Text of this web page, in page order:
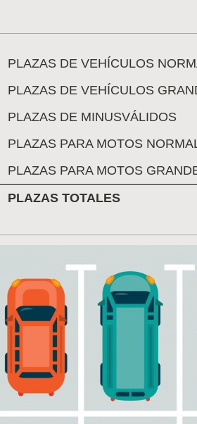
PLAZAS DE VEHÍCULOS
PLAZAS DE VEHÍCULOS
PLAZAS DE MINUSVÁLIDOS
PLAZAS PARA MOTOS
PLAZAS PARA MOTOS
PLAZAS TOTALES